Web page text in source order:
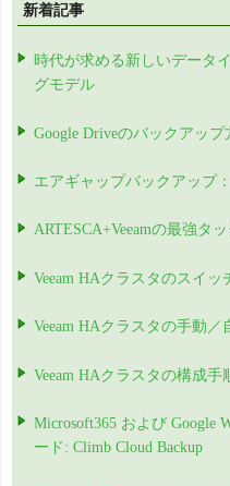
新着記事
時代が求める新しいデータ
グモデル
Google Driveのバックアッ
エアギャップバックアップ
ARTESCA+Veeamの最強タ
Veeam HAクラスタのスイッ
Veeam HAクラスタの手動／
Veeam HAクラスタの構成手
Microsoft365 および Google
ード: Climb Cloud Backup